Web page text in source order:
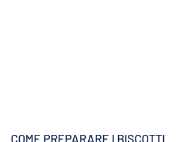
COME PREPARARE I BISCOTTI